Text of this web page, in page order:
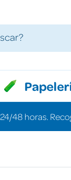
48 horas.